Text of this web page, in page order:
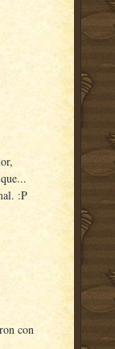
:P
con